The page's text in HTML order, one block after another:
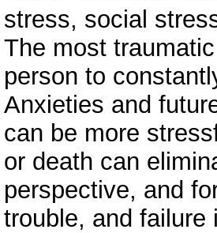
stress, social
The most
person to
Anxieties and
can be more
or death can
perspective, and
trouble, and